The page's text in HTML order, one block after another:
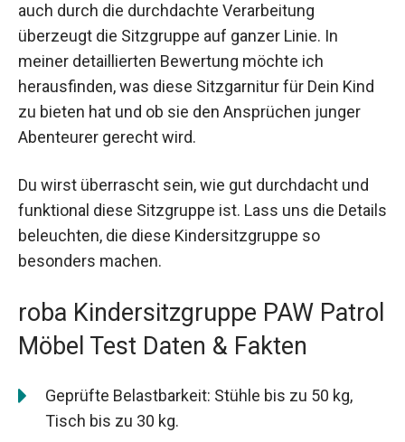
auch durch die durchdachte Verarbeitung
überzeugt die Sitzgruppe auf ganzer Linie. In
meiner detaillierten Bewertung möchte ich
herausfinden, was diese Sitzgarnitur für Dein Kind
zu bieten hat und ob sie den Ansprüchen junger
Abenteurer gerecht wird.
Du wirst überrascht sein, wie gut durchdacht und
funktional diese Sitzgruppe ist. Lass uns die Details
beleuchten, die diese Kindersitzgruppe so
besonders machen.
roba Kindersitzgruppe PAW Patrol
Möbel Test Daten & Fakten
Geprüfte Belastbarkeit: Stühle bis zu 50 kg,
Tisch bis zu 30 kg.